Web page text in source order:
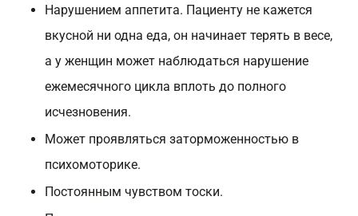
Нарушением аппетита. Пациенту не кажется
вкусной ни одна еда, он начинает терять в весе,
а у женщин может наблюдаться нарушение
ежемесячного цикла вплоть до полного
исчезновения.
Может проявляться заторможенностью в
психомоторике.
Постоянным чувством тоски.